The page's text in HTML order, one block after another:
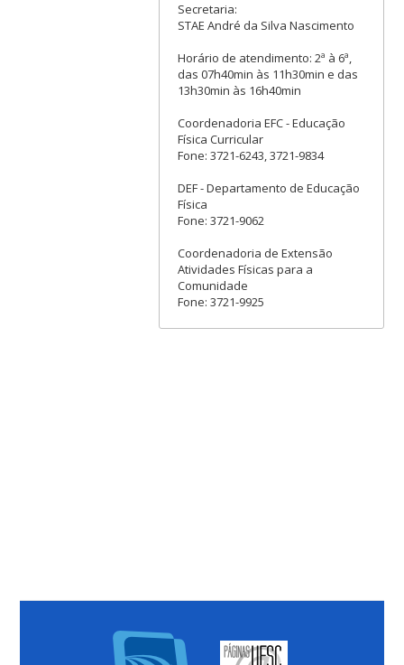
Secretaria:
STAE André da Silva Nascimento
Horário de atendimento: 2ª à 6ª,
das 07h40min às 11h30min e das
13h30min às 16h40min
Coordenadoria EFC - Educação
Física Curricular
Fone: 3721-6243, 3721-9834
DEF - Departamento de Educação
Física
Fone: 3721-9062
Coordenadoria de Extensão
Atividades Físicas para a
Comunidade
Fone: 3721-9925